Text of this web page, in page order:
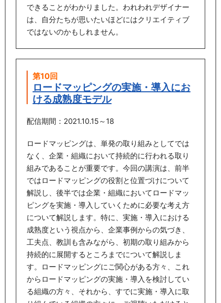
できることがわかりました。われわれデザイナー
は、自分たちが思いたいほどにはクリエイティブ
ではないのかもしれません。
第10回
ロードマッピングの実施・導入にお
ける成熟度モデル
配信期間：2021.10.15～18
ロードマッピングは、単発の取り組みとしてでは
なく、企業・組織において持続的に行われる取り
組みであることが重要です。今回の講演は、前半
ではロードマッピングの役割と位置づけについて
解説し、後半では企業・組織においてロードマッ
ピングを実施・導入していくために必要な考え方
について解説します。特に、実施・導入における
成熟度という視点から、企業事例からの気づき、
工夫点、教訓も含みながら、初期の取り組みから
持続的に展開するところまでについて解説しま
す。ロードマッピングにご関心がある方々、これ
からロードマッピングの実施・導入を検討してい
る組織の方々、それから、すでに実施・導入に取